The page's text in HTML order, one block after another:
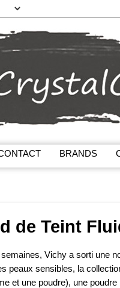
BRANDS
de Teint
Vichy a sorti une
peaux sensibles, la
et une poudre), une